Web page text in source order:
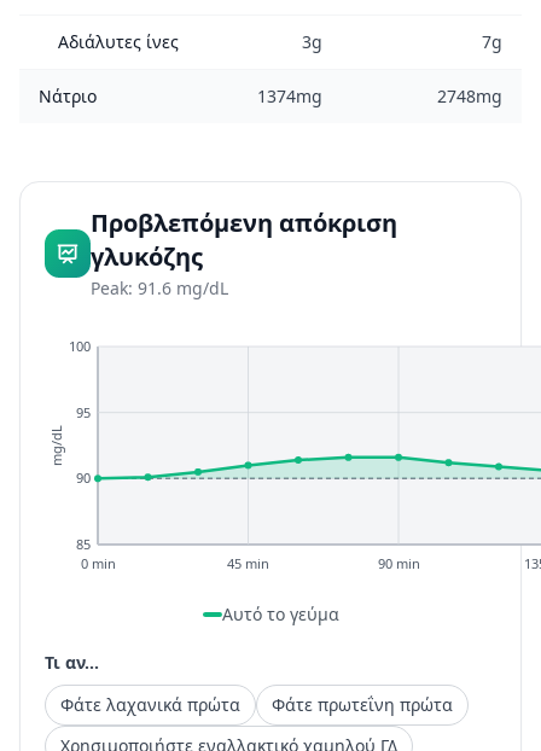
Αδιάλυτες ίνες 3g 7g
Νάτριο 1374mg 2748mg
Προβλεπόμενη απόκριση
γλυκόζης
Peak: 91.6 mg/dL
85
90
95
100
0 min 45 min 90 min
mg/dL
Αυτό το γεύμα
Τι αν...
Φάτε λαχανικά πρώτα
Φάτε πρωτεΐνη πρώτα
Χρησιμοποιήστε εναλλακτικό χαμηλού ΓΔ